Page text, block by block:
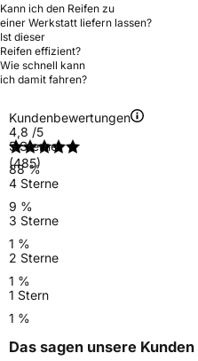
Kann ich den Reifen zu
einer Werkstatt liefern lassen?
Ist dieser
Reifen effizient?
Wie schnell kann
ich damit fahren?
Kundenbewertungen
4,8 /5
(485)
5 Sterne
88 %
4 Sterne
9 %
3 Sterne
1 %
2 Sterne
1 %
1 Stern
1 %
Das sagen unsere Kunden